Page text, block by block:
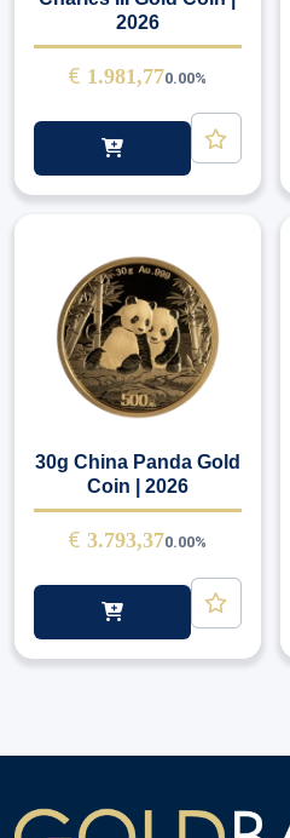
2026
€ 1.981,770.00%
30g China Panda Gold
Coin | 2026
€ 3.793,370.00%